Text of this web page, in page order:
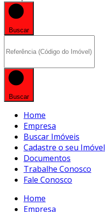
Buscar
Buscar
Home
Empresa
Buscar Imóveis
Cadastre o seu Imóvel
Documentos
Trabalhe Conosco
Fale Conosco
Home
Empresa